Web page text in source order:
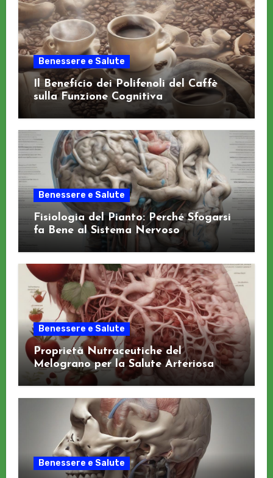
Benessere e Salute
Il Beneficio dei Polifenoli del Caffè
sulla Funzione Cognitiva
Benessere e Salute
Fisiologia del Pianto: Perché Sfogarsi
fa Bene al Sistema Nervoso
Benessere e Salute
Proprietà Nutraceutiche del
Melograno per la Salute Arteriosa
Benessere e Salute